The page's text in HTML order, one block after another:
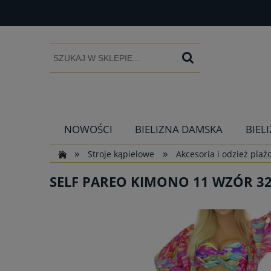
NOWOŚCI BIELIZNA DAMSKA
»
Stroje kąpielowe » Akcesoria i odzież
SELF PAREO KIMONO 11 WZÓR